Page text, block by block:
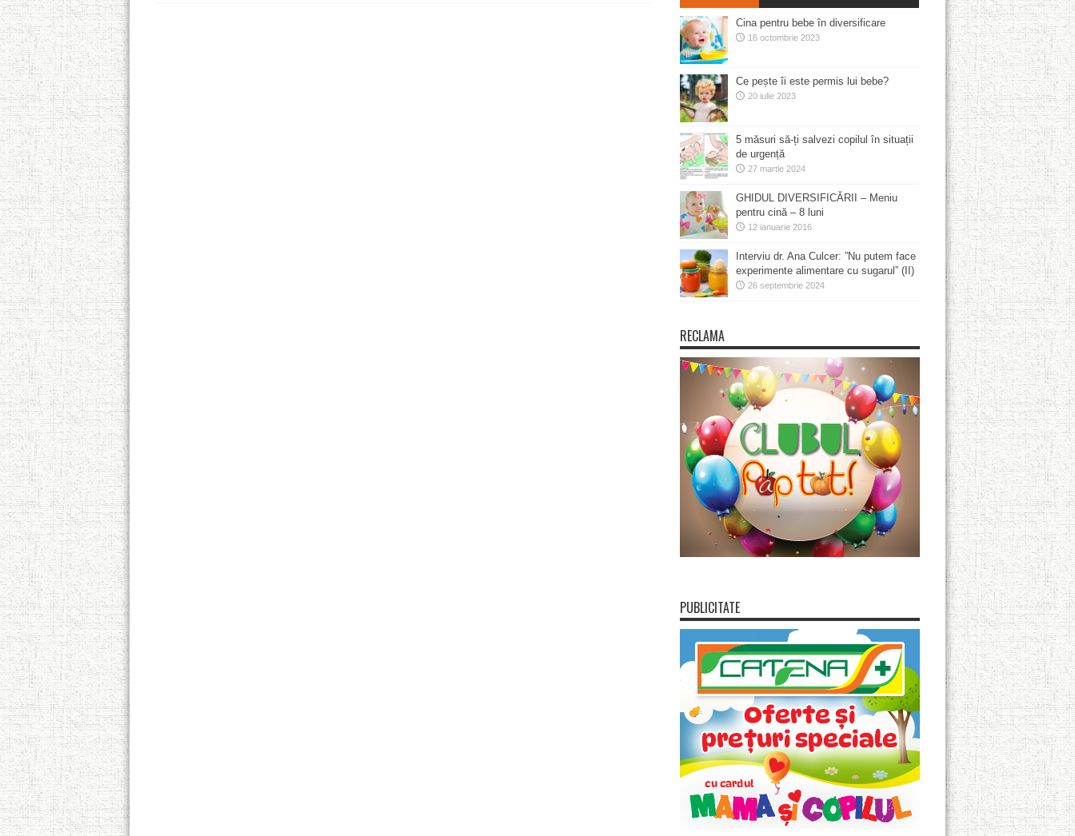
Cina pentru bebe în diversificare
16 octombrie 2023
Ce pește îi este permis lui bebe?
20 iulie 2023
5 măsuri să-ți salvezi copilul în situații
de urgență
27 martie 2024
GHIDUL DIVERSIFICĂRII – Meniu
pentru cină – 8 luni
12 ianuarie 2016
Interviu dr. Ana Culcer: ”Nu putem face
experimente alimentare cu sugarul” (II)
26 septembrie 2024
RECLAMA
PUBLICITATE